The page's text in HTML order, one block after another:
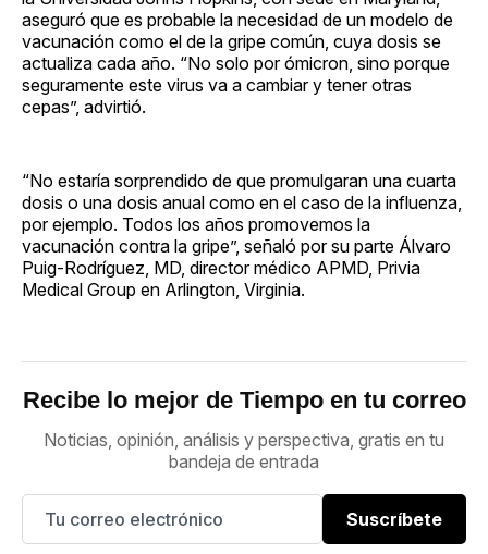
aseguró que es probable la necesidad de un modelo de
vacunación como el de la gripe común, cuya dosis se
actualiza cada año. “No solo por ómicron, sino porque
seguramente este virus va a cambiar y tener otras
cepas”, advirtió.
“No estaría sorprendido de que promulgaran una cuarta
dosis o una dosis anual como en el caso de la influenza,
por ejemplo. Todos los años promovemos la
vacunación contra la gripe”, señaló por su parte Álvaro
Puig-Rodríguez, MD, director médico APMD, Privia
Medical Group en Arlington, Virginia.
Recibe lo mejor de Tiempo en tu correo
Noticias, opinión, análisis y perspectiva, gratis en tu
bandeja de entrada
Suscríbete